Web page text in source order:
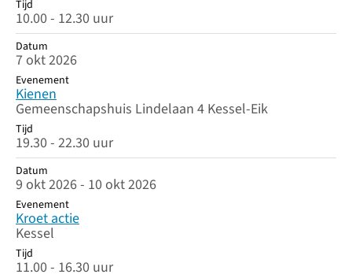
Tijd
10.00 - 12.30 uur
Datum
7 okt 2026
Evenement
Kienen
Gemeenschapshuis Lindelaan 4 Kessel-Eik
Tijd
19.30 - 22.30 uur
Datum
9 okt 2026 - 10 okt 2026
Evenement
Kroet actie
Kessel
Tijd
11.00 - 16.30 uur